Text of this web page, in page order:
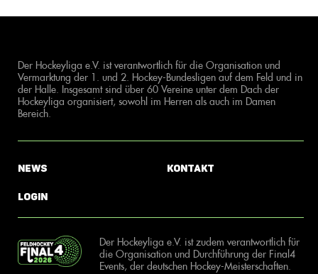
Der Hockeyliga e.V. ist verantwortlich für die Organisation und
Vermarktung der 1. und 2. Hockey-Bundesligen auf dem Feld und in
der Halle. Insgesamt sind über 60 Vereine unter dem Dach der
Hockeyliga organisiert, sowohl im Herren als auch im Damen
Bereich.
News
Login
Kontakt
Der Hockeyliga e.V. ist zudem verantwortlich für
die Organisation und Durchführung der Final4
Events, der deutschen Hockey-Meisterschaften.